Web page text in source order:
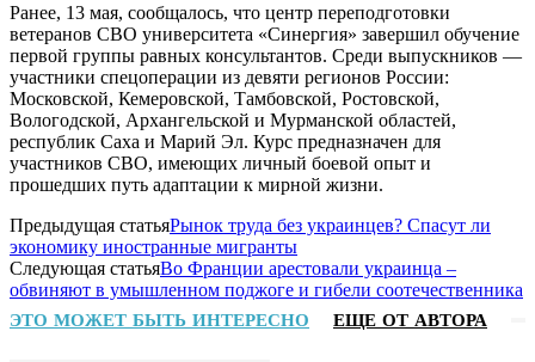
Ранее, 13 мая, сообщалось, что центр переподготовки
ветеранов СВО университета «Синергия» завершил обучение
первой группы равных консультантов. Среди выпускников —
участники спецоперации из девяти регионов России:
Московской, Кемеровской, Тамбовской, Ростовской,
Вологодской, Архангельской и Мурманской областей,
республик Саха и Марий Эл. Курс предназначен для
участников СВО, имеющих личный боевой опыт и
прошедших путь адаптации к мирной жизни.
Предыдущая статьяРынок труда без украинцев? Спасут ли
экономику иностранные мигранты
Следующая статьяВо Франции арестовали украинца –
обвиняют в умышленном поджоге и гибели соотечественника
ЭТО МОЖЕТ БЫТЬ ИНТЕРЕСНО ЕЩЕ ОТ АВТОРА